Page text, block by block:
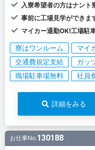
入寮希望者の方はナント
事前に工場見学ができま
マイカー通勤OK!工場駐
寮はワンルーム マイ
交通費規定支給
ガッ
職場駐車場無料
社員
詳細をみる
お仕事No.130188